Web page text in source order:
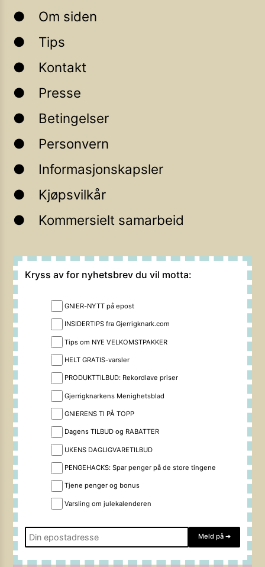
Om siden
Tips
Kontakt
Presse
Betingelser
Personvern
Informasjonskapsler
Kjøpsvilkår
Kommersielt samarbeid
Kryss av for nyhetsbrev du vil motta:
GNIER-NYTT på epost
INSIDERTIPS fra Gjerrigknark.com
Tips om NYE VELKOMSTPAKKER
HELT GRATIS-varsler
PRODUKTTILBUD: Rekordlave priser
Gjerrigknarkens Menighetsblad
GNIERENS TI PÅ TOPP
Dagens TILBUD og RABATTER
UKENS DAGLIGVARETILBUD
PENGEHACKS: Spar penger på de store tingene
Tjene penger og bonus
Varsling om julekalenderen
Meld på ➔